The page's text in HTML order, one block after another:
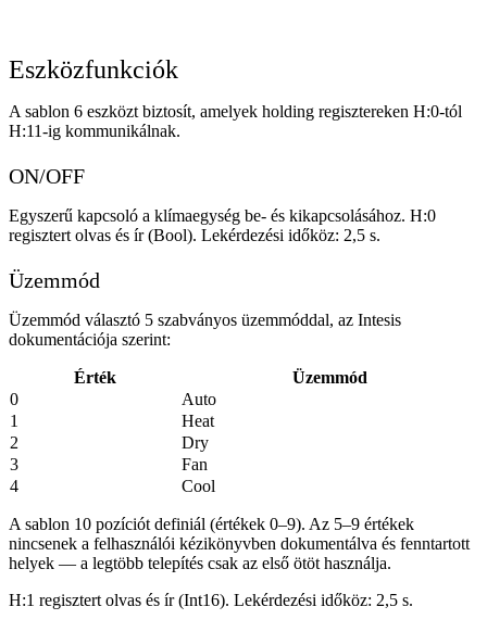
Eszközfunkciók
A sablon 6 eszközt biztosít, amelyek holding regisztereken H:0-tól
H:11-ig kommunikálnak.
ON/OFF
Egyszerű kapcsoló a klímaegység be- és kikapcsolásához. H:0
regisztert olvas és ír (Bool). Lekérdezési időköz: 2,5 s.
Üzemmód
Üzemmód választó 5 szabványos üzemmóddal, az Intesis
dokumentációja szerint:
Érték
Üzemmód
0
Auto
1
Heat
2
Dry
3
Fan
4
Cool
A sablon 10 pozíciót definiál (értékek 0–9). Az 5–9 értékek
nincsenek a felhasználói kézikönyvben dokumentálva és fenntartott
helyek — a legtöbb telepítés csak az első ötöt használja.
H:1 regisztert olvas és ír (Int16). Lekérdezési időköz: 2,5 s.